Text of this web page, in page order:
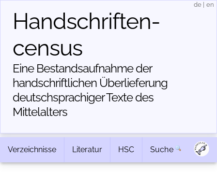
Handschriften­
census
Eine Bestandsaufnahme der
handschriftlichen Über­lieferung
deutschsprachiger Texte des
Mittelalters
de en
Verzeichnisse Literatur HSC Suche